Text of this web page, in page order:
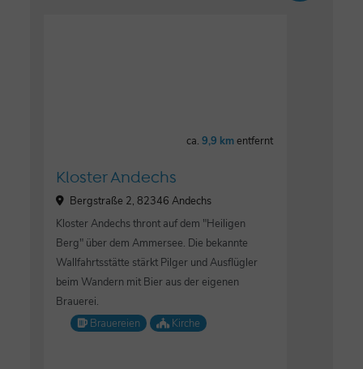
ca.9,9 kmentfernt
Kloster Andechs
Bergstraße 2, 82346 Andechs
Kloster Andechs thront auf dem "Heiligen
Berg" über dem Ammersee. Die bekannte
Wallfahrtsstätte stärkt Pilger und Ausflügler
beim Wandern mit Bier aus der eigenen
Brauerei.
Brauereien
Kirche